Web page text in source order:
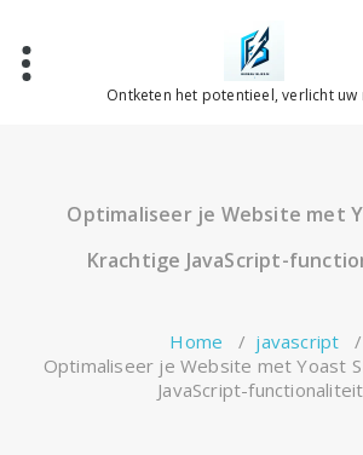
inhoud
Ontketen het potentieel, verlicht uw
Optimaliseer je Website met
Krachtige JavaScript-
Home / javascript /
Optimaliseer je Website met Yoast
JavaScript-